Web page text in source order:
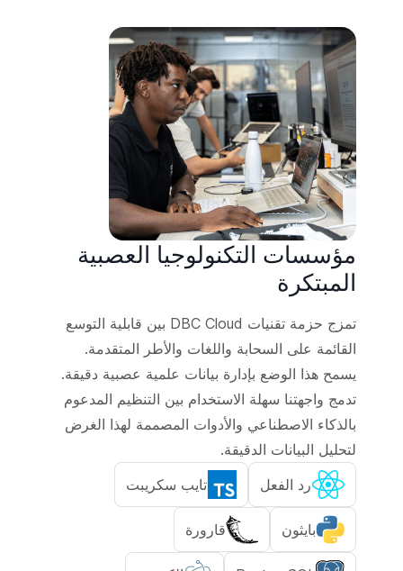
مؤسسات التكنولوجيا العصبية
المبتكرة
تمزج حزمة تقنيات DBC Cloud بين قابلية التوسع
القائمة على السحابة واللغات والأطر المتقدمة.
يسمح هذا الوضع بإدارة بيانات علمية عصبية دقيقة.
تدمج واجهتنا سهلة الاستخدام بين التنظيم المدعوم
بالذكاء الاصطناعي والأدوات المصممة لهذا الغرض
لتحليل البيانات الدقيقة.
رد الفعل
تايب سكريبت
بايثون قارورة